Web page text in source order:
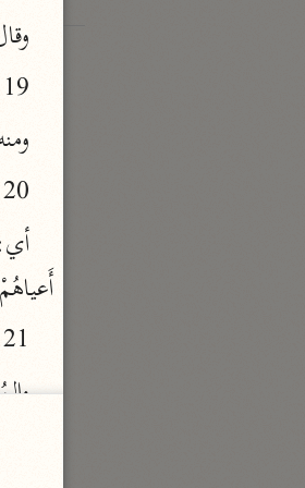
1119 - وَنَحْنُ عَضَلْنَا بِالرِّمَاحِ
1120 - تَرَى الأَرْضَ مِنَّا
1121 - شَفَاهَا مِنَ الدَّاءِ